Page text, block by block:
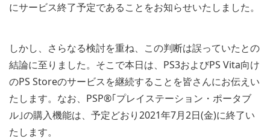
にサービス終了予定であることをお知らせいたしました。
しかし、さらなる検討を重ね、この判断は誤っていたとの
結論に至りました。そこで本日は、PS3およびPS Vita向け
のPS Storeのサービスを継続することを皆さんにお伝えい
たします。なお、PSP®｢プレイステーション・ポータブ
ル｣の購入機能は、予定どおり2021年7月2日(金)に終了い
たします。